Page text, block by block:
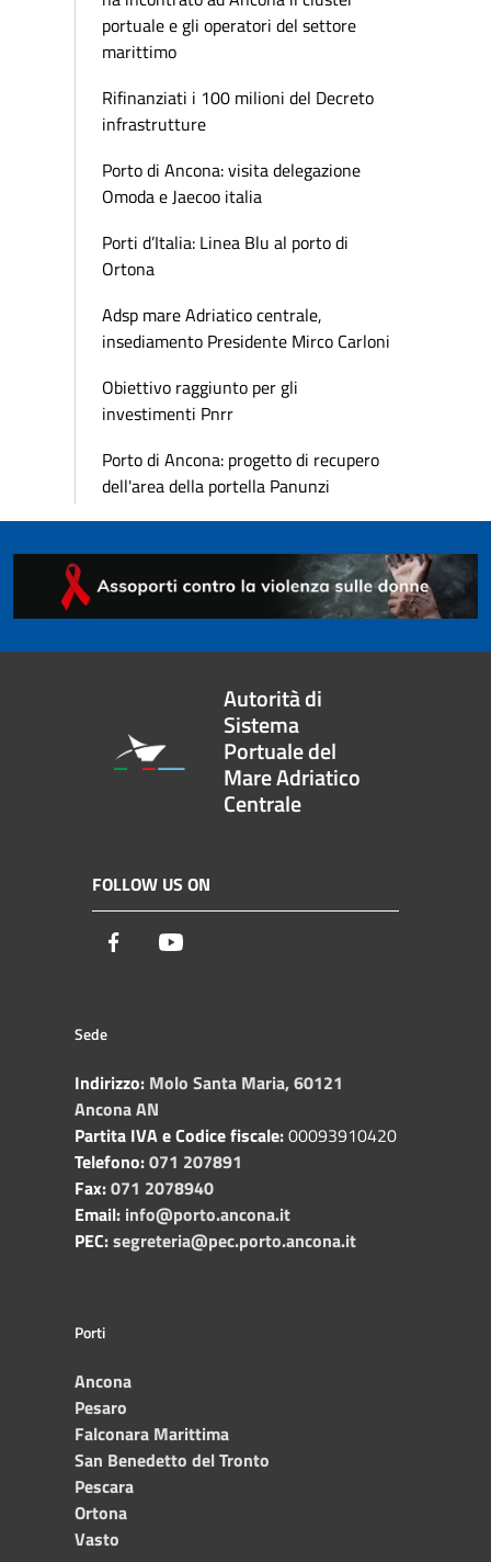
portuale e gli operatori del settore
marittimo
Rifinanziati i 100 milioni del Decreto
infrastrutture
Porto di Ancona: visita delegazione
Omoda e Jaecoo italia
Porti d’Italia: Linea Blu al porto di
Ortona
Adsp mare Adriatico centrale,
insediamento Presidente Mirco Carloni
Obiettivo raggiunto per gli
investimenti Pnrr
Porto di Ancona: progetto di recupero
dell'area della portella Panunzi
Autorità di
Sistema
Portuale del
Mare Adriatico
Centrale
FOLLOW US ON
Facebook
Sede
Indirizzo: Molo Santa Maria, 60121
Ancona AN
Partita IVA e Codice fiscale:00093910420
Telefono:071 207891
Fax:071 2078940
Email: info@porto.ancona.it
PEC:segreteria@pec.porto.ancona.it
Porti
Ancona
Pesaro
Falconara Marittima
San Benedetto del Tronto
Pescara
Ortona
Vasto